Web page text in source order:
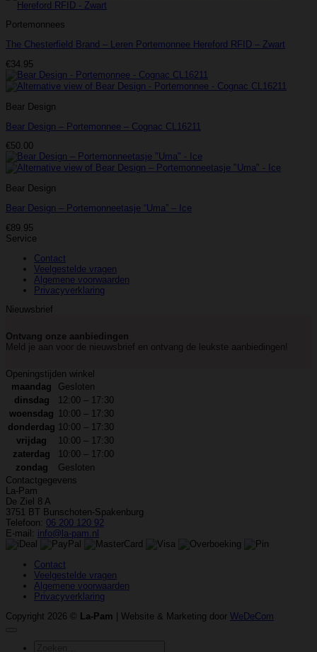
Portemonnees
The Chesterfield Brand – Leren Portemonnee Hereford RFID – Zwart
€34.95
Bear Design
Bear Design – Portemonnee – Cognac CL16211
€50.00
Bear Design
Bear Design – Portemonneetasje “Uma” – Ice
€89.95
Service
Contact
Veelgestelde vragen
Algemene voorwaarden
Privacyverklaring
Nieuwsbrief
Ontvang onze aanbiedingen
Meld je aan voor de nieuwsbrief en ontvang de leukste aanbiedingen!
Openingstijden winkel
maandag
Gesloten
dinsdag
12:00 – 17:30
woensdag 10:00 – 17:30
donderdag 10:00 – 17:30
vrijdag
10:00 – 17:30
zaterdag
10:00 – 17:00
zondag
Gesloten
Contactgegevens
La-Pam
De Ziel 8 A
3751 BT Bunschoten-Spakenburg
Telefoon: 06 200 120 92
E-mail: info@la-pam.nl
Contact
Veelgestelde vragen
Algemene voorwaarden
Privacyverklaring
Copyright 2026 © La-Pam | Website & Marketing door WeDeCom